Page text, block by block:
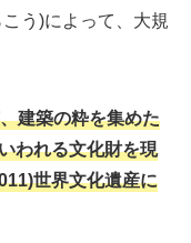
う)によって、大規
建築の粋を集めた
われる文化財を現
世界文化遺産に